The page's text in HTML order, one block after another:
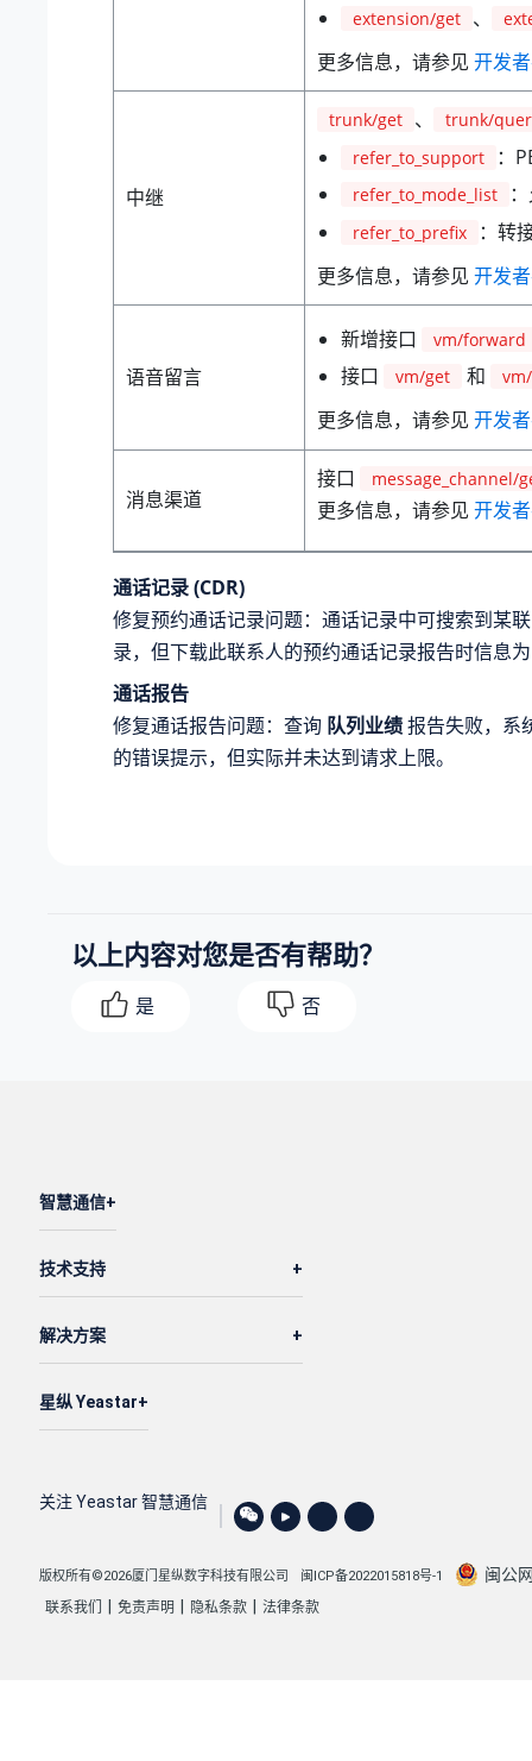
extension/get 、
更多信息，请参见 开发
中继
trunk/get 、
trunk/
refer_to_support
：
refer_to_mode_list
refer_to_prefix
：转
更多信息，请参见 开发
语音留言
新增接口 vm/forward
接口 vm/get 和
更多信息，请参见 开发
消息渠道
接口 message_channel/
更多信息，请参见 开发
通话记录 (CDR)
修复预约通话记录问题：通话记录中可搜索到某
录，但下载此联系人的预约通话记录报告时信息
通话报告
修复通话报告问题：查询 队列业绩报告失败，系
的错误提示，但实际并未达到请求上限。
以上内容对您是否有帮助？
是 否
智慧通信
技术支持
解决方案
星纵 Yeastar
关注 Yeastar 智慧通信
版权所有©2026厦门星纵数字科技有限公司 闽ICP备2022015818号-1 闽公
联系我们 免责声明 隐私条款 法律条款